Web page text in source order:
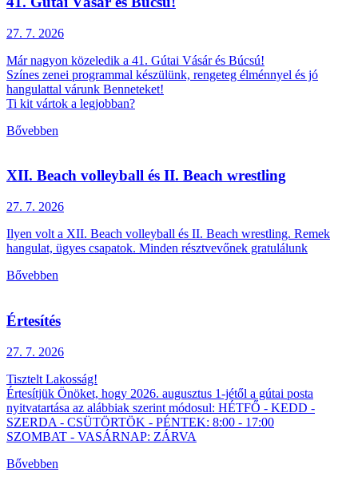
27. 7. 2026
Már nagyon közeledik a 41. Gútai Vásár és Búcsú!
Színes zenei programmal készülünk, rengeteg élménnyel és jó
hangulattal várunk Benneteket!
Ti kit vártok a legjobban?
Bővebben
XII. Beach volleyball és II. Beach wrestling
27. 7. 2026
Ilyen volt a XII. Beach volleyball és II. Beach wrestling. Remek
hangulat, ügyes csapatok. Minden résztvevőnek gratulálunk
Bővebben
Értesítés
27. 7. 2026
Tisztelt Lakosság!
Értesítjük Önöket, hogy 2026. augusztus 1-jétől a gútai posta
nyitvatartása az alábbiak szerint módosul: HÉTFŐ - KEDD -
SZERDA - CSÜTÖRTÖK - PÉNTEK: 8:00 - 17:00
SZOMBAT - VASÁRNAP: ZÁRVA
Bővebben